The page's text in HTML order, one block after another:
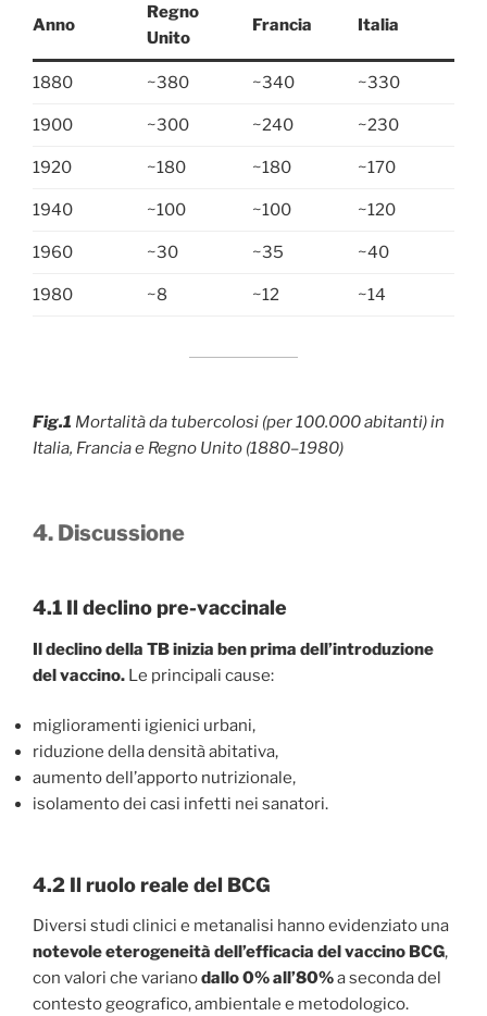
Anno
Regno
Unito
Francia Italia
1880 ~380 ~340 ~330
1900 ~300 ~240 ~230
1920 ~180 ~180 ~170
1940 ~100 ~100 ~120
1960 ~30 ~35 ~40
1980 ~8 ~12 ~14
Fig.1 Mortalità da tubercolosi (per 100.000 abitanti) in
Italia, Francia e Regno Unito (1880–1980)
4. Discussione
4.1 Il declino pre-vaccinale
Il declino della TB inizia ben prima dell’introduzione
del vaccino. Le principali cause:
miglioramenti igienici urbani,
riduzione della densità abitativa,
aumento dell’apporto nutrizionale,
isolamento dei casi infetti nei sanatori.
4.2 Il ruolo reale del BCG
Diversi studi clinici e metanalisi hanno evidenziato una
notevole eterogeneità dell’efficacia del vaccino BCG,
con valori che varianodallo 0% all’80%a seconda del
contesto geografico, ambientale e metodologico.